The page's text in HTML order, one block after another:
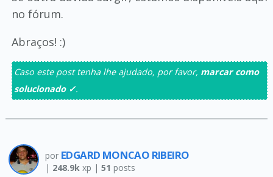
no fórum.
Abraços! :)
Caso este post tenha lhe ajudado, por favor, marcar como
solucionado ✓.
por EDGARD MONCAO RIBEIRO
| 248.9kxp | 51 posts